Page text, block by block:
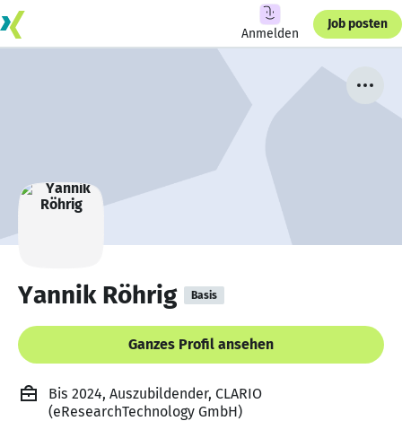
Anmelden
Job posten
Yannik Röhrig Basis
Ganzes Profil ansehen
Bis 2024, Auszubildender, CLARIO
(eResearchTechnology GmbH)